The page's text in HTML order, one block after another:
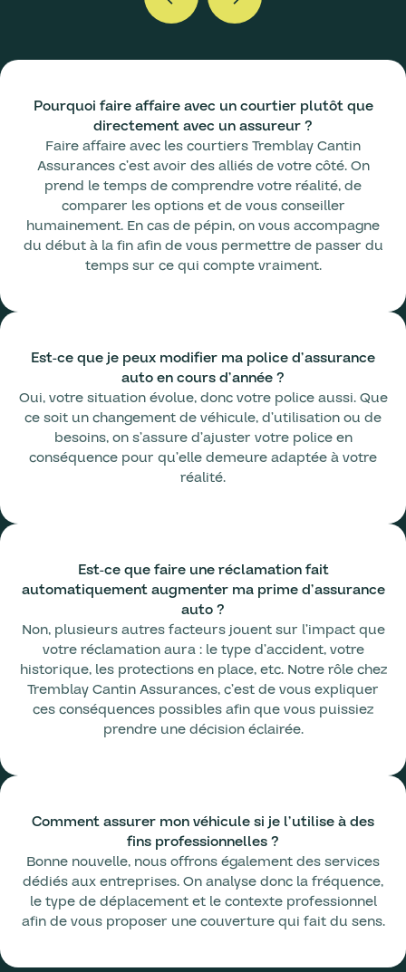
Pourquoi faire affaire avec un courtier plutôt que
directement avec un assureur ?
Faire affaire avec les courtiers Tremblay Cantin
Assurances c’est avoir des alliés de votre côté. On
prend le temps de comprendre votre réalité, de
comparer les options et de vous conseiller
humainement. En cas de pépin, on vous accompagne
du début à la fin afin de vous permettre de passer du
temps sur ce qui compte vraiment.
Est-ce que je peux modifier ma police d’assurance
auto en cours d’année ?
Oui, votre situation évolue, donc votre police aussi. Que
ce soit un changement de véhicule, d’utilisation ou de
besoins, on s’assure d’ajuster votre police en
conséquence pour qu’elle demeure adaptée à votre
réalité.
Est-ce que faire une réclamation fait
automatiquement augmenter ma prime d’assurance
auto ?
Non, plusieurs autres facteurs jouent sur l’impact que
votre réclamation aura : le type d’accident, votre
historique, les protections en place, etc. Notre rôle chez
Tremblay Cantin Assurances, c’est de vous expliquer
ces conséquences possibles afin que vous puissiez
prendre une décision éclairée.
Comment assurer mon véhicule si je l’utilise à des
fins professionnelles ?
Bonne nouvelle, nous offrons également des services
dédiés aux entreprises. On analyse donc la fréquence,
le type de déplacement et le contexte professionnel
afin de vous proposer une couverture qui fait du sens.